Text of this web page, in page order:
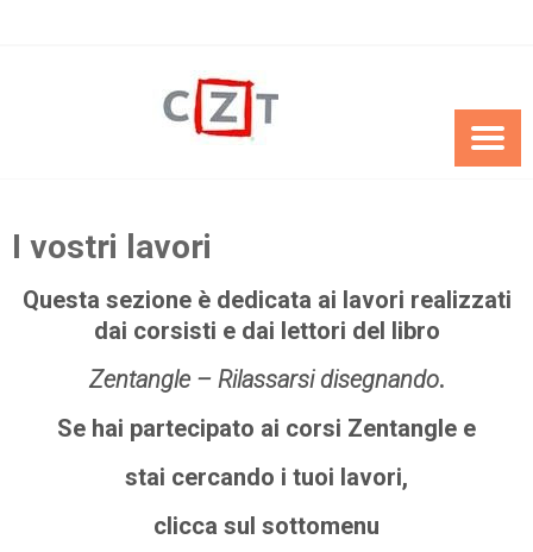
I vostri lavori
Questa sezione è dedicata ai lavori realizzati
dai corsisti e dai lettori del libro
Zentangle – Rilassarsi disegnando.
Se hai partecipato ai corsi Zentangle e
stai cercando i tuoi lavori,
clicca sul sottomenu